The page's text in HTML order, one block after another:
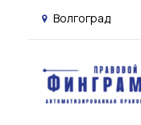
Волгоград